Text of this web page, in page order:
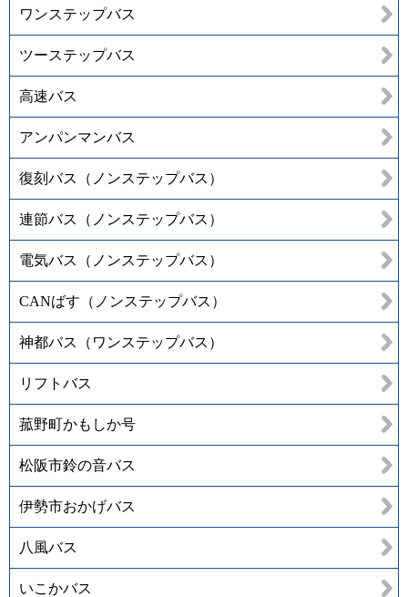
ワンステップバス
ツーステップバス
高速バス
アンパンマンバス
復刻バス（ノンステップバス）
連節バス（ノンステップバス）
電気バス（ノンステップバス）
CANばす（ノンステップバス）
神都バス（ワンステップバス）
リフトバス
菰野町かもしか号
松阪市鈴の音バス
伊勢市おかげバス
八風バス
いこかバス